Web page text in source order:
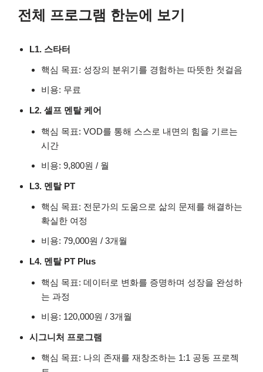
전체 프로그램 한눈에 보기
L1. 스타터
핵심 목표: 성장의 분위기를 경험하는 따뜻한 첫걸음
비용: 무료
L2. 셀프 멘탈 케어
핵심 목표: VOD를 통해 스스로 내면의 힘을 기르는
시간
비용: 9,800원 / 월
L3. 멘탈 PT
핵심 목표: 전문가의 도움으로 삶의 문제를 해결하는
확실한 여정
비용: 79,000원 / 3개월
L4. 멘탈 PT Plus
핵심 목표: 데이터로 변화를 증명하며 성장을 완성하
는 과정
비용: 120,000원 / 3개월
시그니처 프로그램
핵심 목표: 나의 존재를 재창조하는 1:1 공동 프로젝